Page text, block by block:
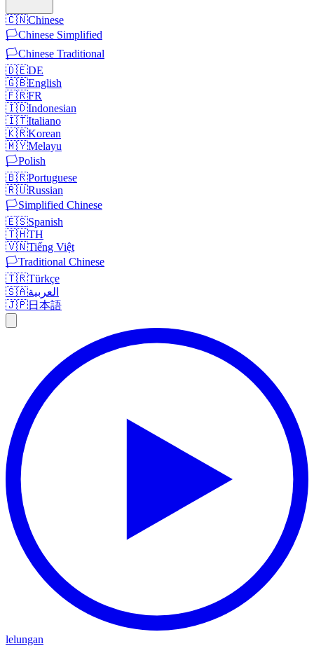
🇨🇳Chinese
🏳️Chinese Simplified
🏳️Chinese Traditional
🇩🇪DE
🇬🇧English
🇫🇷FR
🇮🇩Indonesian
🇮🇹Italiano
🇰🇷Korean
🇲🇾Melayu
🏳️Polish
🇧🇷Portuguese
🇷🇺Russian
🏳️Simplified Chinese
🇪🇸Spanish
🇹🇭TH
🇻🇳Tiếng Việt
🏳️Traditional Chinese
🇹🇷Türkçe
🇸🇦العربية
🇯🇵日本語
lelungan